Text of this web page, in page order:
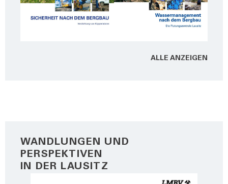
ALLE ANZEI­GEN
WANDLUNGEN UND
PERSPEKTIVEN
IN DER LAUSITZ